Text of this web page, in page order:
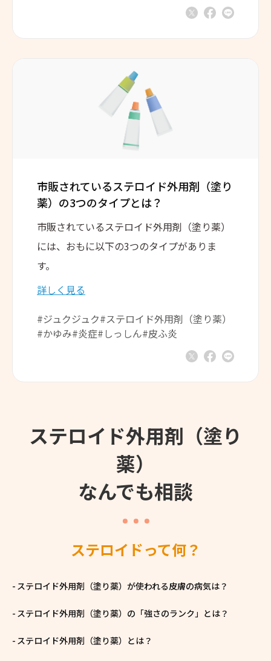
市販されているステロイド外用剤（塗り
薬）の3つのタイプとは？
市販されているステロイド外用剤（塗り薬）
には、おもに以下の3つのタイプがありま
す。
詳しく見る
#ジュクジュク#ステロイド外用剤（塗り薬）
#かゆみ#炎症#しっしん#皮ふ炎
ステロイド外用剤（塗り
薬）
なんでも相談
ステロイドって何？
ステロイド外用剤（塗り薬）が使われる皮膚の病気は？
ステロイド外用剤（塗り薬）の「強さのランク」とは？
ステロイド外用剤（塗り薬）とは？